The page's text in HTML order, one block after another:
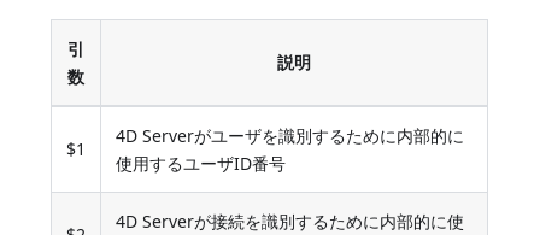
引
数
説明
$1
4D Serverがユーザを識別するために内部的に
使用するユーザID番号
4D Serverが接続を識別するために内部的に使